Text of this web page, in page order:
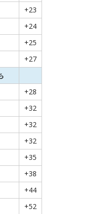
+23
+24
+25
+27
+28
+32
+32
+32
+35
+38
+44
+52